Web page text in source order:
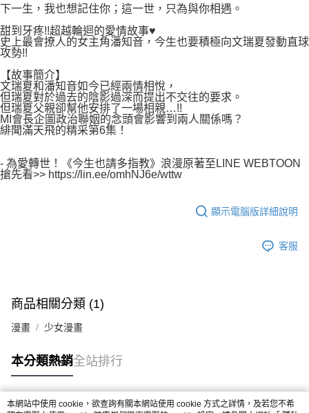
下一生，我也想記住你；這一世，只為與你相遇。
甜到牙疼!!超越輪迴的愛情故事♥
史上最會撩人的女主角潘知音，今生也要積極向文瑞夏發動直球
攻勢!!
【故事簡介】
文瑞夏和潘知音如今已經兩情相悅，
但瑞夏對於過去的陰影過深而提出不交往的要求。
但瑞夏父親卻幫他安排了一場相親…!!
MI會長企圖政治聯姻的念頭會影響到兩人關係嗎？
緋聞滿天飛的精采第6集！
- 為愛轉世！《今生也請多指教》浪漫原著至LINE WEBTOON
搶先看>> https://lin.ee/omhNJ6e/wttw
顯示電腦版詳細說明
客服
商品相關分類 (1)
漫畫 少女漫畫
本分類熱銷全站排行
本網站中使用 cookie，欲查詢有關本網站使用 cookie 方式之詳情，及若您不希